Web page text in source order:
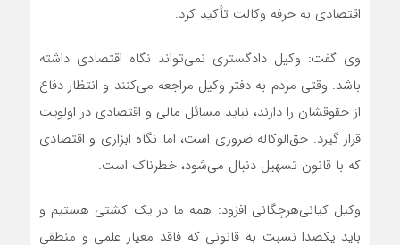
اقتصادی به حرفه وکالت تأکید کرد.
وی گفت: وکیل دادگستری نمی‌تواند نگاه اقتصادی داشته
باشد. وقتی مردم به دفتر وکیل مراجعه می‌کنند و انتظار دفاع
از حقوقشان را دارند، نباید مسائل مالی و اقتصادی در اولویت
قرار گیرد. حق‌الوکاله ضروری است، اما نگاه ابزاری و اقتصادی
که با قانون تسهیل دنبال می‌شود، خطرناک است.
وکیل کیانی‌هرچگانی افزود: همه ما در یک کشتی هستیم و
باید یکصدا نسبت به قانونی که فاقد معیار علمی و منطقی